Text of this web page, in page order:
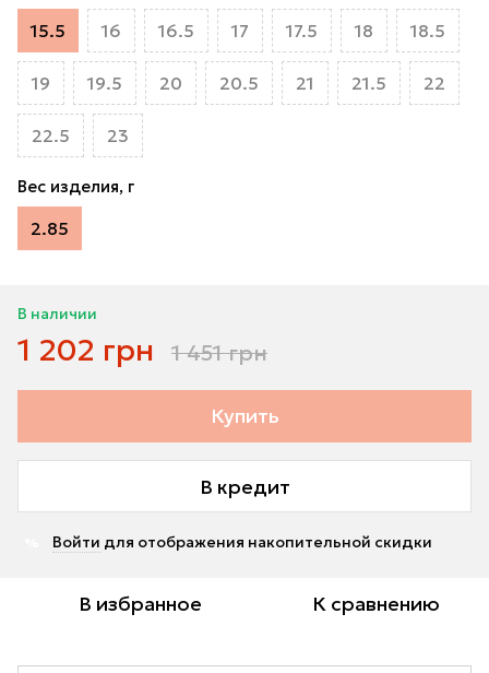
15.5 16 16.5 17 17.5 18 18.5
19 19.5 20 20.5 21 21.5 22
22.5 23
Вес изделия, г
2.85
В наличии
1 202 грн 1 451 грн
Купить
В кредит
Войти для отображения накопительной скидки
В избранное К сравнению